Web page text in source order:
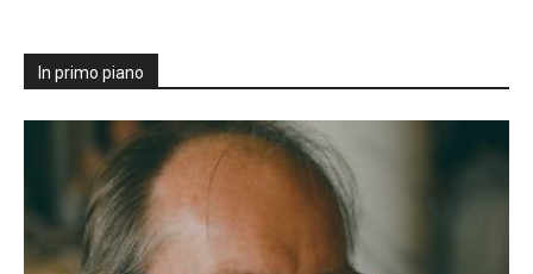
In primo piano